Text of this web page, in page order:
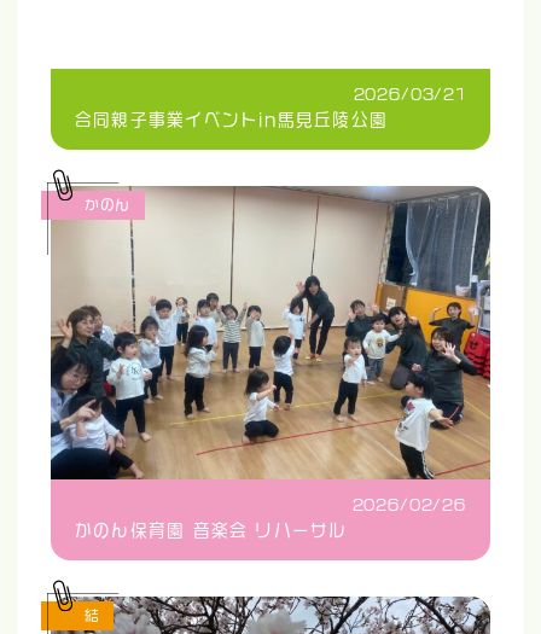
2026/03/21
合同親子事業イベントin馬見丘陵公園
2026/02/26
かのん保育園 音楽会 リハーサル
かのん
結